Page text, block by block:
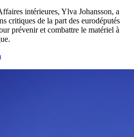
intérieures, Ylva Johansson, a
critiques de la part des eurodéputés
prévenir et combattre le matériel à